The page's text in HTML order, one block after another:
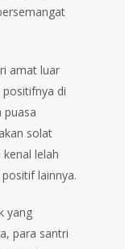
amat luar
di
puasa
solat
lelah
lainnya.
yang
para santri